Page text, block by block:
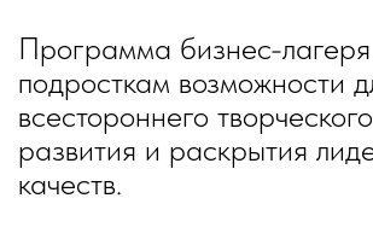
Программа бизнес-
подросткам возможности
всестороннего творческого
развития и раскрытия
качеств.